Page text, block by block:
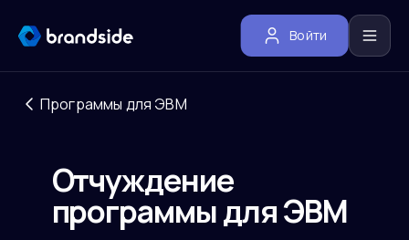
Войти
Программы для ЭВМ
Отчуждение
программы для ЭВМ